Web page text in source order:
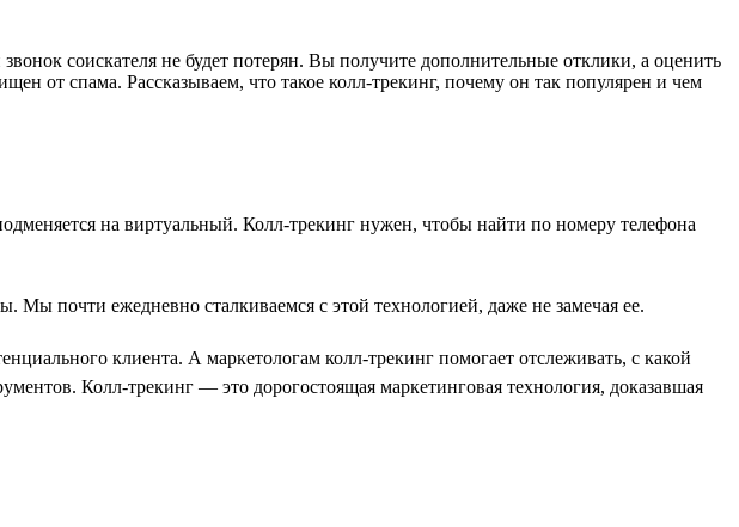
соискателя не будет потерян. Вы получите дополнительные отклики, а оценить
от спама. Рассказываем, что такое колл-трекинг, почему он так популярен и чем
на виртуальный. Колл-трекинг нужен, чтобы найти по номеру телефона
Мы почти ежедневно сталкиваемся с этой технологией, даже не замечая ее.
клиента. А маркетологам колл-трекинг помогает отслеживать, с какой
Колл-трекинг — это дорогостоящая маркетинговая технология, доказавшая